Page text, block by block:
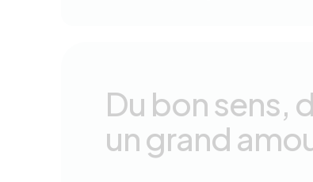
Du bon sens,
un grand